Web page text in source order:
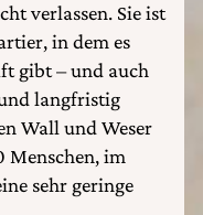
verlassen. Sie ist
in dem es
gibt – und auch
langfristig
Wall und Weser
im
sehr geringe